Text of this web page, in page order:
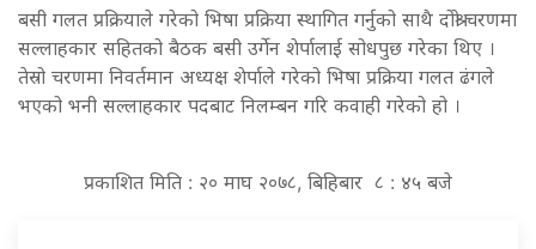
बसी गलत प्रक्रियाले गरेको भिषा प्रक्रिया स्थागित गर्नुको साथै दोश्रो चरणमा
सल्लाहकार सहितको बैठक बसी उर्गेन शेर्पालाई सोधपुछ गरेका थिए ।
तेस्रो चरणमा निवर्तमान अध्यक्ष शेर्पाले गरेको भिषा प्रक्रिया गलत ढंगले
भएको भनी सल्लाहकार पदबाट निलम्बन गरि कवाही गरेको हो ।
प्रकाशित मिति : २० माघ २०७८, बिहिबार ८ : ४५ बजे